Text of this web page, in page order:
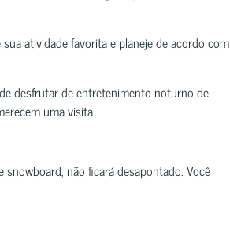
atividade favorita e planeje de acordo com
desfrutar de entretenimento noturno de
uma visita.
não ficará desapontado. Você